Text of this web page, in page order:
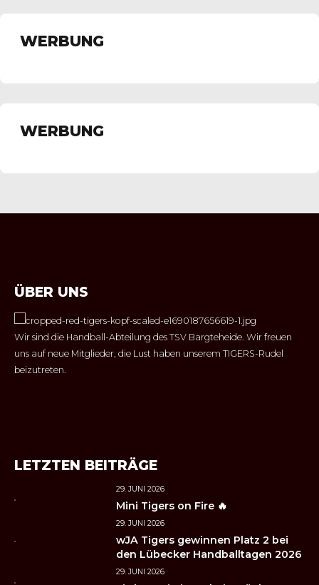
WERBUNG
WERBUNG
ÜBER UNS
Wir sind die Handball-Abteilung des TSV Bargteheide. Wir freuen
uns auf neue Mitglieder, die Lust haben unserem TIGERS-Rudel
beizutreten.
LETZTEN BEITRÄGE
29. JUNI 2026
Mini Tigers on Fire 🔥
29. JUNI 2026
wJA Tigers gewinnen Platz 2 bei
den Lübecker Handballtagen 2026
29. JUNI 2026